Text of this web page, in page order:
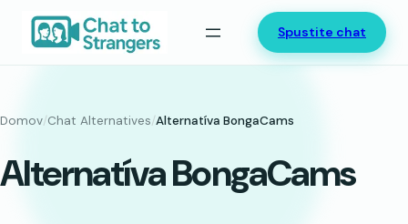
Prejsť
Spustite chat
Domov/Chat Alternatives/Alternatíva BongaCams
Alternatíva BongaCams